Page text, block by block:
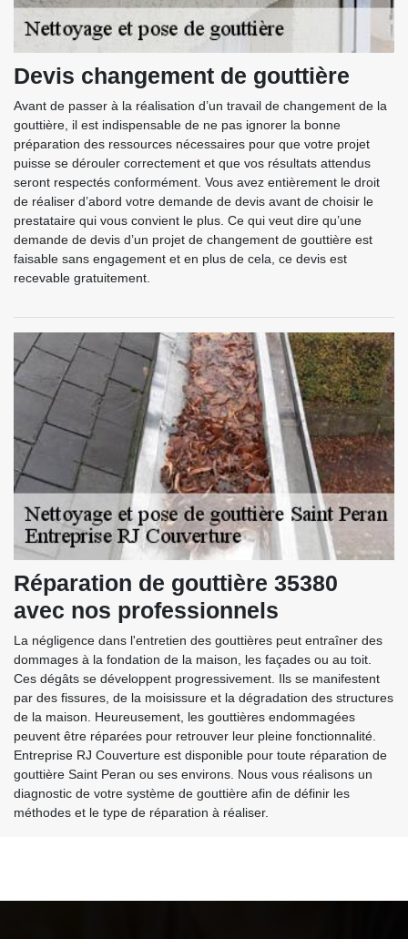
Devis changement de gouttière
Avant de passer à la réalisation d’un travail de changement de la
gouttière, il est indispensable de ne pas ignorer la bonne
préparation des ressources nécessaires pour que votre projet
puisse se dérouler correctement et que vos résultats attendus
seront respectés conformément. Vous avez entièrement le droit
de réaliser d’abord votre demande de devis avant de choisir le
prestataire qui vous convient le plus. Ce qui veut dire qu’une
demande de devis d’un projet de changement de gouttière est
faisable sans engagement et en plus de cela, ce devis est
recevable gratuitement.
Réparation de gouttière 35380
avec nos professionnels
La négligence dans l'entretien des gouttières peut entraîner des
dommages à la fondation de la maison, les façades ou au toit.
Ces dégâts se développent progressivement. Ils se manifestent
par des fissures, de la moisissure et la dégradation des structures
de la maison. Heureusement, les gouttières endommagées
peuvent être réparées pour retrouver leur pleine fonctionnalité.
Entreprise RJ Couverture est disponible pour toute réparation de
gouttière Saint Peran ou ses environs. Nous vous réalisons un
diagnostic de votre système de gouttière afin de définir les
méthodes et le type de réparation à réaliser.